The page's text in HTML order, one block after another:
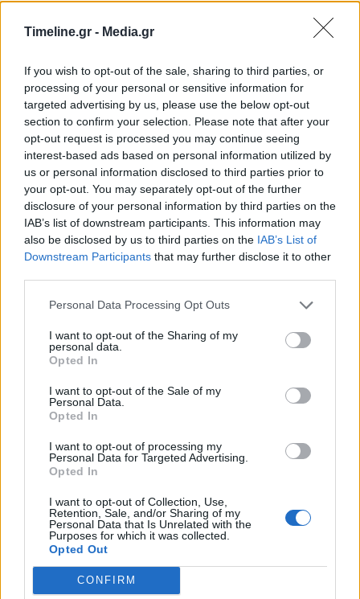
Timeline.gr - Media.gr
If you wish to opt-out of the sale, sharing to third parties, or
processing of your personal or sensitive information for
targeted advertising by us, please use the below opt-out
section to confirm your selection. Please note that after your
opt-out request is processed you may continue seeing
interest-based ads based on personal information utilized by
us or personal information disclosed to third parties prior to
your opt-out. You may separately opt-out of the further
disclosure of your personal information by third parties on the
IAB’s list of downstream participants. This information may
also be disclosed by us to third parties on the IAB’s List of
Downstream Participants that may further disclose it to other
Personal Data Processing Opt Outs
I want to opt-out of the Sharing of my
personal data.
Opted In
I want to opt-out of the Sale of my
Personal Data.
Opted In
I want to opt-out of processing my
Personal Data for Targeted Advertising.
Opted In
I want to opt-out of Collection, Use,
Retention, Sale, and/or Sharing of my
Personal Data that Is Unrelated with the
Purposes for which it was collected.
Opted Out
CONFIRM
Δεν έδωσε καμία άλλη λεπτομέρεια, ωστόσο
ιστότοπος που απηχεί τις απόψεις των δυνάμεων
του Χαφτάρ ανέφερε πως ο στρατάρχης δεν
σκοπεύει να υπογράψει τη συμφωνία που
πρότειναν η Ρωσία και η Τουρκία.
Το τηλεοπτικό δίκτυο Αλ Αραμπίγια μεταδίδει
ότι οι εχθροπραξίες ξανάρχισαν τις πρώτες
πρωινές ώρες σήμερα νότια της Τρίπολης.
Λιβύη Ρωσία Χαλίφα Χαφτάρ
ΠΡΟΗΓΟΎΜΕΝΟ ΆΡΘΡΟ
Πομπέο: Η εξόντωση του
της στρατηγικής
αποτροπής των ΗΠΑ
ΕΠΌΜΕΝΟ ΆΡΘΡΟ
σήμερα η Ράικου για τον
ΔΙΕΘΝΉ ΔΙΕΘΝΉ